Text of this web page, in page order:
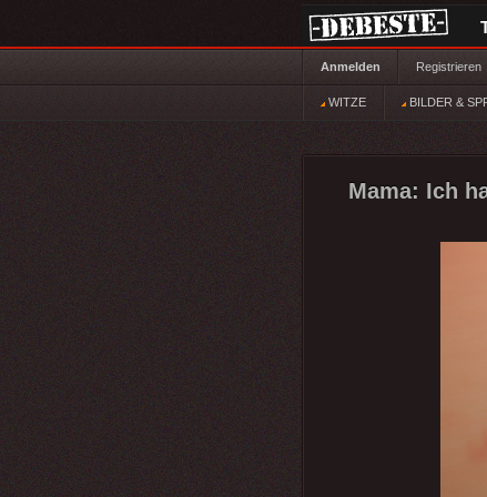
Anmelden Registrieren
WITZE BILDER &
Mama: Ich